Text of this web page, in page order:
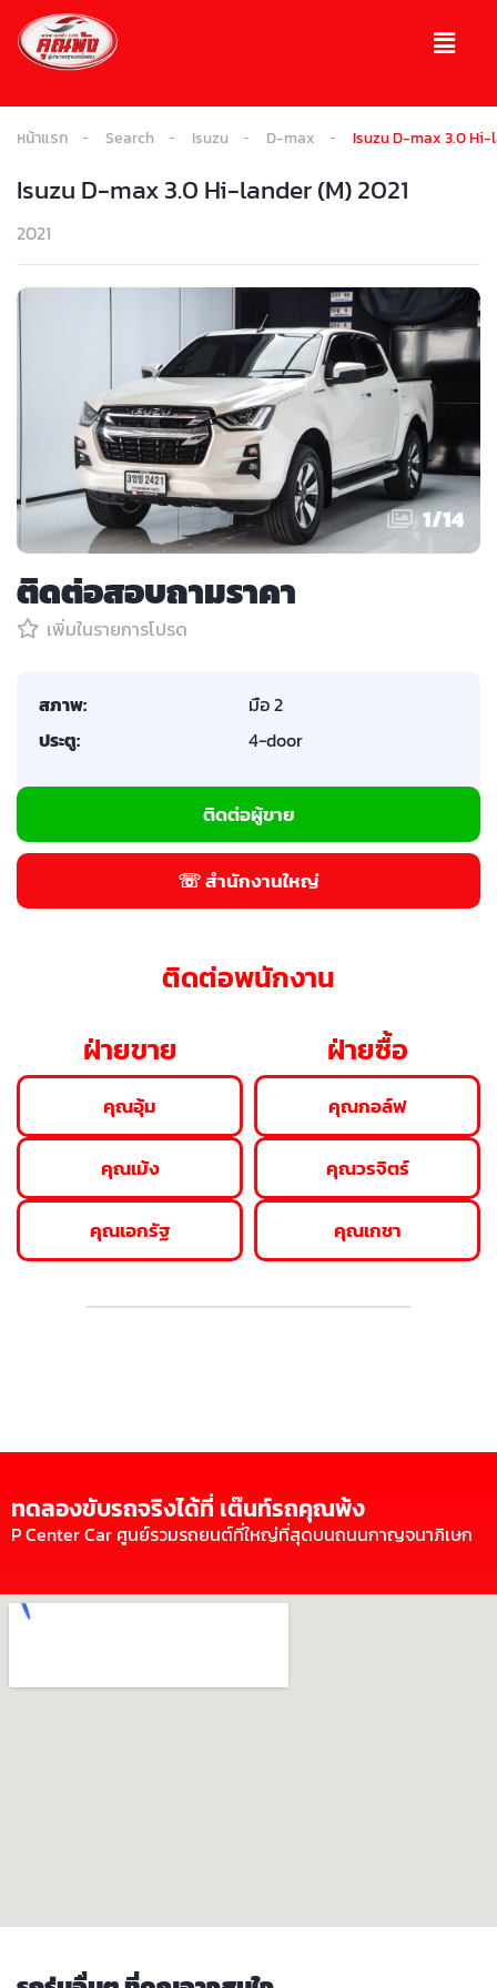
หน้าแรก Search Isuzu D-max Isuzu D-max 3.0 Hi-
Isuzu D-max 3.0 Hi-lander (M) 2021
2021
1/14
ติดต่อสอบถามราคา
เพิ่มในรายการโปรด
สภาพ:
มือ 2
ประตู:
4-door
ติดต่อผู้ขาย
☏ สำนักงานใหญ่
ติดต่อพนักงาน
ฝ่ายขาย
คุณอุ้ม
คุณเม้ง
คุณเอกรัฐ
ฝ่ายซื้อ
คุณกอล์ฟ
คุณวรจิตร์
คุณเกชา
ทดลองขับรถจริงได้ที่ เต๊นท์รถคุณพ้ง
P Center Car ศูนย์รวมรถยนต์ที่ใหญ่ที่สุดบนถนนกาญจนาภิเษก